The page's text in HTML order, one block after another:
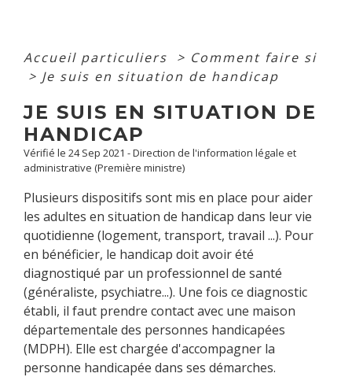
Accueil particuliers > Comment faire si
> Je suis en situation de handicap
JE SUIS EN SITUATION DE
HANDICAP
Vérifié le 24 Sep 2021 - Direction de l'information légale et
administrative (Première ministre)
Plusieurs dispositifs sont mis en place pour aider
les adultes en situation de handicap dans leur vie
quotidienne (logement, transport, travail ...). Pour
en bénéficier, le handicap doit avoir été
diagnostiqué par un professionnel de santé
(généraliste, psychiatre...). Une fois ce diagnostic
établi, il faut prendre contact avec une maison
départementale des personnes handicapées
(MDPH). Elle est chargée d'accompagner la
personne handicapée dans ses démarches.